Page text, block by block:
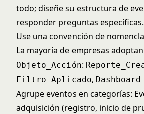
todo; diseñe su estructura de
responder preguntas específicas.
Use una convención de
La mayoría de empresas
Objeto_Acción:
Filtro_Aplicado,
Agrupe eventos en categorías:
adquisición (registro, inicio de